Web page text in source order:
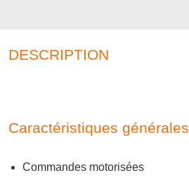
DESCRIPTION
Caractéristiques générales
Commandes motorisées